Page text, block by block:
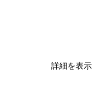
詳細を表示